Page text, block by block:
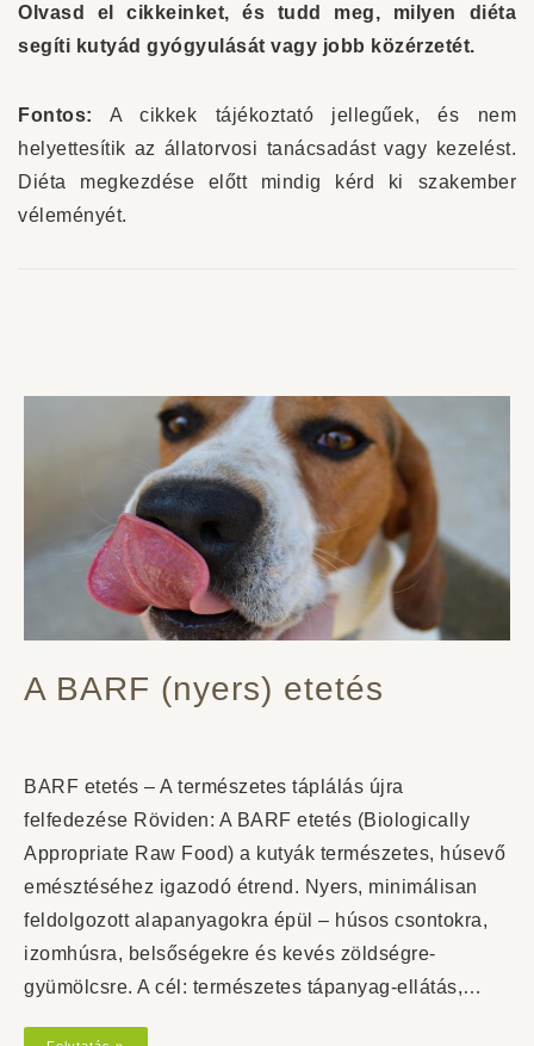
Olvasd el cikkeinket, és tudd meg, milyen diéta
segíti kutyád gyógyulását vagy jobb közérzetét.
Fontos: A cikkek tájékoztató jellegűek, és nem
helyettesítik az állatorvosi tanácsadást vagy kezelést.
Diéta megkezdése előtt mindig kérd ki szakember
véleményét.
A BARF (nyers) etetés
BARF etetés – A természetes táplálás újra
felfedezése Röviden: A BARF etetés (Biologically
Appropriate Raw Food) a kutyák természetes, húsevő
emésztéséhez igazodó étrend. Nyers, minimálisan
feldolgozott alapanyagokra épül – húsos csontokra,
izomhúsra, belsőségekre és kevés zöldségre-
gyümölcsre. A cél: természetes tápanyag-ellátás,…